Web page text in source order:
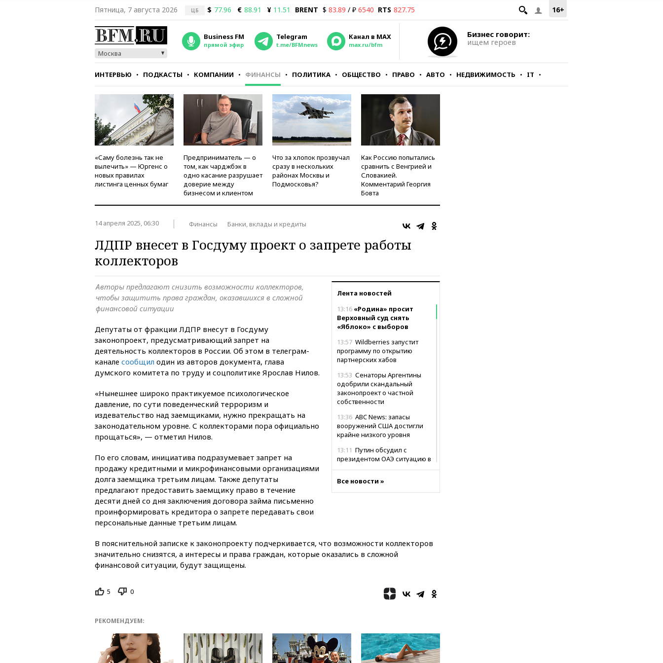
16+
Пятница, 7 августа 2026 ЦБ $ 77.96 € 88.91 ¥ 11.51 BRENT $ 83.89 / ₽ 6540 RTS 827.75
Москва
Business FM
прямой эфир
Telegram
t.me/BFMnews
Канал в MAX
max.ru/bfm
Бизнес говорит:
ищем героев
ИНТЕРВЬЮ ПОДКАСТЫ КОМПАНИИ ФИНАНСЫ ПОЛИТИКА ОБЩЕСТВО ПРАВО АВТО НЕДВИЖИМОСТЬ IT
СТИЛЬ ТЕСТЫ
«Саму болезнь так не
вылечить» — Юргенс о
новых правилах
листинга ценных бумаг
Предприниматель — о
том, как чарджбэк в
одно касание разрушает
доверие между
бизнесом и клиентом
Что за хлопок прозвучал
сразу в нескольких
районах Москвы и
Подмосковья?
Как Россию попытались
сравнить с Венгрией и
Словакией.
Комментарий Георгия
Бовта
14 апреля 2025, 06:30 Финансы Банки, вклады и кредиты
ЛДПР внесет в Госдуму проект о запрете работы
коллекторов
Лента новостей
13:16 «Родина» просит
Верховный суд снять
«Яблоко» с выборов
13:57 Wildberries запустит
программу по открытию
партнерских хабов
13:53 Сенаторы Аргентины
одобрили скандальный
законопроект о частной
собственности
13:36 ABC News: запасы
вооружений США достигли
крайне низкого уровня
13:11 Путин обсудил с
президентом ОАЭ ситуацию в
13:09Суд обязал москвичку
запустить групповые
безвизовые турпоездки для
рекордных показателей
области
12:15
Минцифры РФ не
планирует вводить
Все новости »
Авторы предлагают снизить возможности коллекторов,
чтобы защитить права граждан, оказавшихся в сложной
финансовой ситуации
Депутаты от фракции ЛДПР внесут в Госдуму
законопроект, предусматривающий запрет на
деятельность коллекторов в России. Об этом в телеграм-
канале сообщил один из авторов документа, глава
думского комитета по труду и соцполитике Ярослав Нилов.
«Нынешнее широко практикуемое психологическое
давление, по сути поведенческий терроризм и
издевательство над заемщиками, нужно прекращать на
законодательном уровне. С коллекторами пора официально
прощаться», — отметил Нилов.
По его словам, инициатива подразумевает запрет на
продажу кредитными и микрофинансовыми организациями
долга заемщика третьим лицам. Также депутаты
предлагают предоставить заемщику право в течение
десяти дней со дня заключения договора займа письменно
проинформировать кредитора о запрете передавать свои
персональные данные третьим лицам.
В пояснительной записке к законопроекту подчеркивается, что возможности коллекторов
значительно снизятся, а интересы и права граждан, которые оказались в сложной
финансовой ситуации, будут защищены.
5 0
РЕКОМЕНДУЕМ: